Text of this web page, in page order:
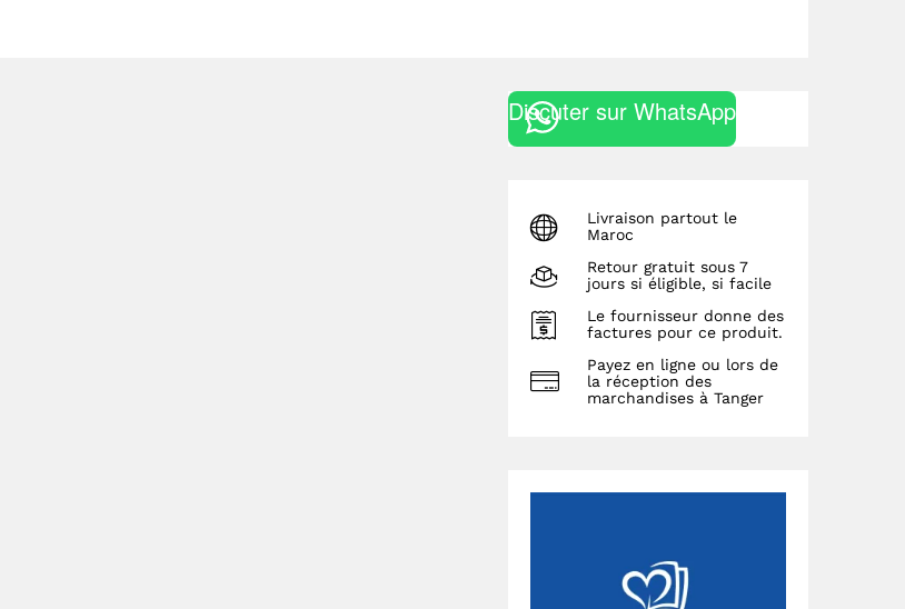
Discuter sur WhatsApp
Livraison partout le
Maroc
Retour gratuit sous 7
jours si éligible, si facile
Le fournisseur donne des
factures pour ce produit.
Payez en ligne ou lors de
la réception des
marchandises à Tanger